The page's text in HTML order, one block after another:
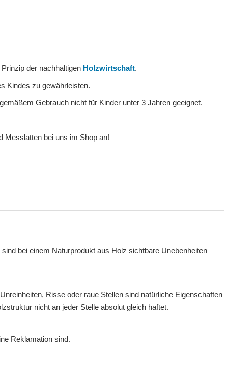
der nachhaltigen Holzwirtschaft.
Kindes zu gewährleisten.
Gebrauch nicht für Kinder unter 3 Jahren geeignet.
Messlatten bei uns im Shop an!
bei einem Naturprodukt aus Holz sichtbare Unebenheiten
Risse oder raue Stellen sind natürliche Eigenschaften
nicht an jeder Stelle absolut gleich haftet.
Reklamation sind.